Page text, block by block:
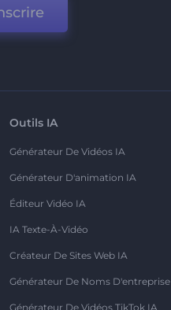
Outils IA
Générateur De Vidéos IA
Générateur D'animation IA
Éditeur Vidéo IA
IA Texte-À-Vidéo
Créateur De Sites Web IA
Générateur De Noms D'entreprise
Générateur De Vidéos TikTok IA